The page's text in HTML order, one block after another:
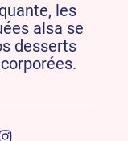
les
alsa se
desserts